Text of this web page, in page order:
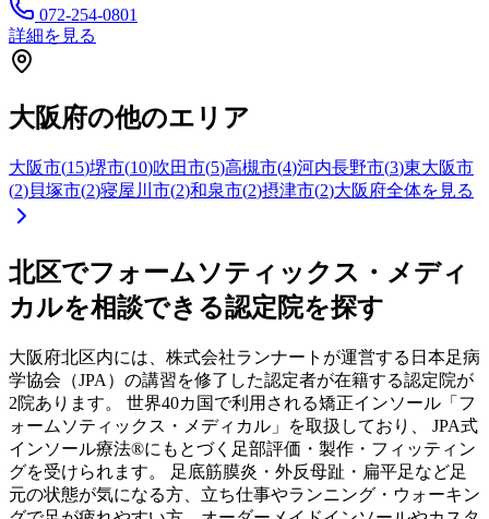
072-254-0801
詳細を見る
大阪府の他のエリア
大阪市(15)堺市(10)吹田市(5)高槻市(4)河内長野市(3)東大阪市
(2)貝塚市(2)寝屋川市(2)和泉市(2)摂津市(2)大阪府全体を見る
北区でフォームソティックス・メディ
カルを相談できる認定院を探す
大阪府北区内には、株式会社ランナートが運営する日本足病
学協会（JPA）の講習を修了した認定者が在籍する認定院が
2院あります。 世界40カ国で利用される矯正インソール「フ
ォームソティックス・メディカル」を取扱しており、 JPA式
インソール療法®にもとづく足部評価・製作・フィッティン
グを受けられます。 足底筋膜炎・外反母趾・扁平足など足
元の状態が気になる方、立ち仕事やランニング・ウォーキン